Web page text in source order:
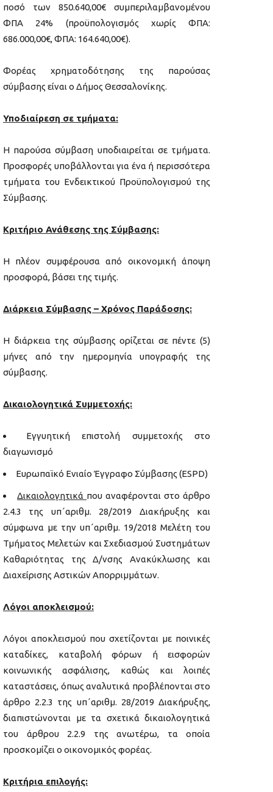
ποσό των 850.640,00€ συμπεριλαμβανομένου
ΦΠΑ 24% (προϋπολογισμός χωρίς ΦΠΑ:
686.000,00€, ΦΠΑ: 164.640,00€).
Φορέας χρηματοδότησης της παρούσας
σύμβασης είναι ο Δήμος Θεσσαλονίκης.
Υποδιαίρεση σε τμήματα:
Η παρούσα σύμβαση υποδιαιρείται σε τμήματα.
Προσφορές υποβάλλονται για ένα ή περισσότερα
τμήματα του Ενδεικτικού Προϋπολογισμού της
Σύμβασης.
Κριτήριο Ανάθεσης της Σύμβασης:
Η πλέον συμφέρουσα από οικονομική άποψη
προσφορά, βάσει της τιμής.
Διάρκεια Σύμβασης – Χρόνος Παράδοσης:
Η διάρκεια της σύμβασης ορίζεται σε πέντε (5)
μήνες από την ημερομηνία υπογραφής της
σύμβασης.
Δικαιολογητικά Συμμετοχής:
Εγγυητική επιστολή συμμετοχής στο
διαγωνισμό
Ευρωπαϊκό Ενιαίο Έγγραφο Σύμβασης (ESPD)
Δικαιολογητικά που αναφέρονται στο άρθρο
2.4.3 της υπ΄αριθμ. 28/2019 Διακήρυξης και
σύμφωνα με την υπ΄αριθμ. 19/2018 Μελέτη του
Τμήματος Μελετών και Σχεδιασμού Συστημάτων
Καθαριότητας της Δ/νσης Ανακύκλωσης και
Διαχείρισης Αστικών Απορριμμάτων.
Λόγοι αποκλεισμού:
Λόγοι αποκλεισμού που σχετίζονται με ποινικές
καταδίκες, καταβολή φόρων ή εισφορών
κοινωνικής ασφάλισης, καθώς και λοιπές
καταστάσεις, όπως αναλυτικά προβλέπονται στο
άρθρο 2.2.3 της υπ΄αριθμ. 28/2019 Διακήρυξης,
διαπιστώνονται με τα σχετικά δικαιολογητικά
του άρθρου 2.2.9 της ανωτέρω, τα οποία
προσκομίζει ο οικονομικός φορέας.
Κριτήρια επιλογής: